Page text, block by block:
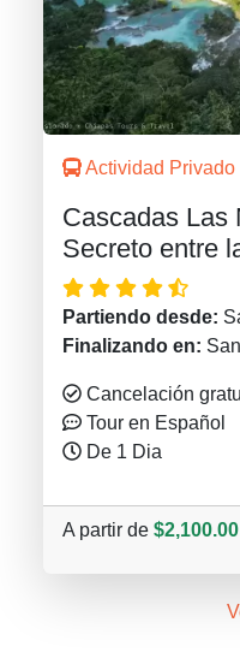
Actividad Privado
Cascadas Las
Secreto entre
Partiendo desde:
Finalizando en:
Cancelación
Tour en Español
De 1 Dia
A partir de $2,100.00